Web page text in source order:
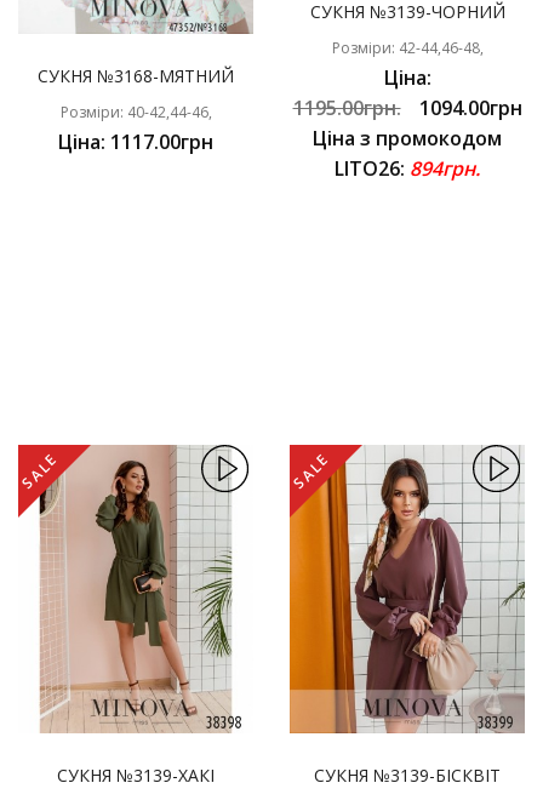
СУКНЯ №3168-МЯТНИЙ
Розміри: 40-42,44-46,
Ціна: 1117.00грн
СУКНЯ №3139-ЧОРНИЙ
Розміри: 42-44,46-48,
Ціна:
1195.00грн.
1094.00грн
Ціна з промокодом
LITO26: 894грн.
SALE
СУКНЯ №3139-ХАКІ
SALE
СУКНЯ №3139-БІСКВІТ